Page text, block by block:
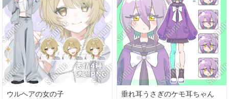
ウルヘアの女の子 垂れ耳うさぎのケモ耳ちゃん